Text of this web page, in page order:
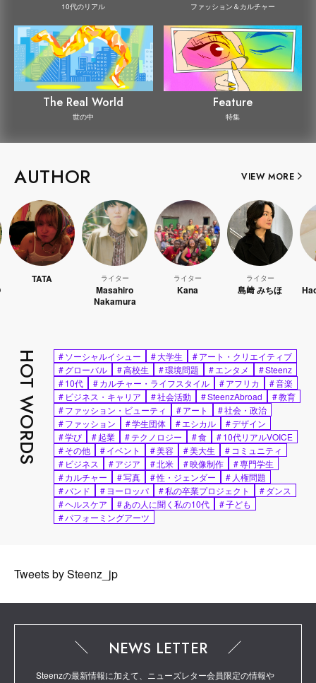
10代のリアル ファッション＆カルチャー
The Real World
世の中
Feature
特集
AUTHOR VIEW MORE
Masahiro
Nakamura
島﨑 みちほ Hao
HOT WORDS #ソーシャルイシュー #大学生 #アート・クリエイティブ
#グローバル #高校生 #環境問題 #エンタメ #Steenz
#10代 #カルチャー・ライフスタイル #アフリカ #音楽
# ビジネス・キャリア #社会活動 #SteenzAbroad #教育
#ファッション・ビューティ #アート #社会・政治
#ファッション #学生団体 #エシカル #デザイン
#学び #起業 #テクノロジー #食 #10代リアルVOICE
#その他 #イベント #美容 #美大生 # コミュニティ
# ビジネス #アジア #北米 #映像制作 #専門学生
#カルチャー #写真 #性・ジェンダー # 人権問題
#バンド #ヨーロッパ #私の卒業プロジェクト #ダンス
#ヘルスケア #あの人に聞く私の10代 #子ども
#パフォーミングアーツ
Tweets by Steenz_jp
NEWS LETTER
Steenzの最新情報に加えて、ニューズレター会員限定の情報や